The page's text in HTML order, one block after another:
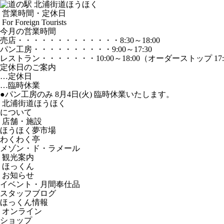
営業時間・定休日
For Foreign Tourists
今月の営業時間
売店 ・・・・・・・・・・・・・ 8:30～18:00
パン工房 ・・・・・・・・・・ 9:00～17:30
レストラン ・・・・・・・ 10:00～18:00 （オーダーストップ
定休日のご案内
…定休日
…臨時休業
●パン工房のみ 8月4日(火) 臨時休業いたします。
北浦街道ほうほく
について
店舗・施設
ほうほく夢市場
わくわく亭
メゾン・ド・ラメール
観光案内
ほっくん
お知らせ
イベント・月間奉仕品
スタッフブログ
ほっくん情報
オンライン
ショップ